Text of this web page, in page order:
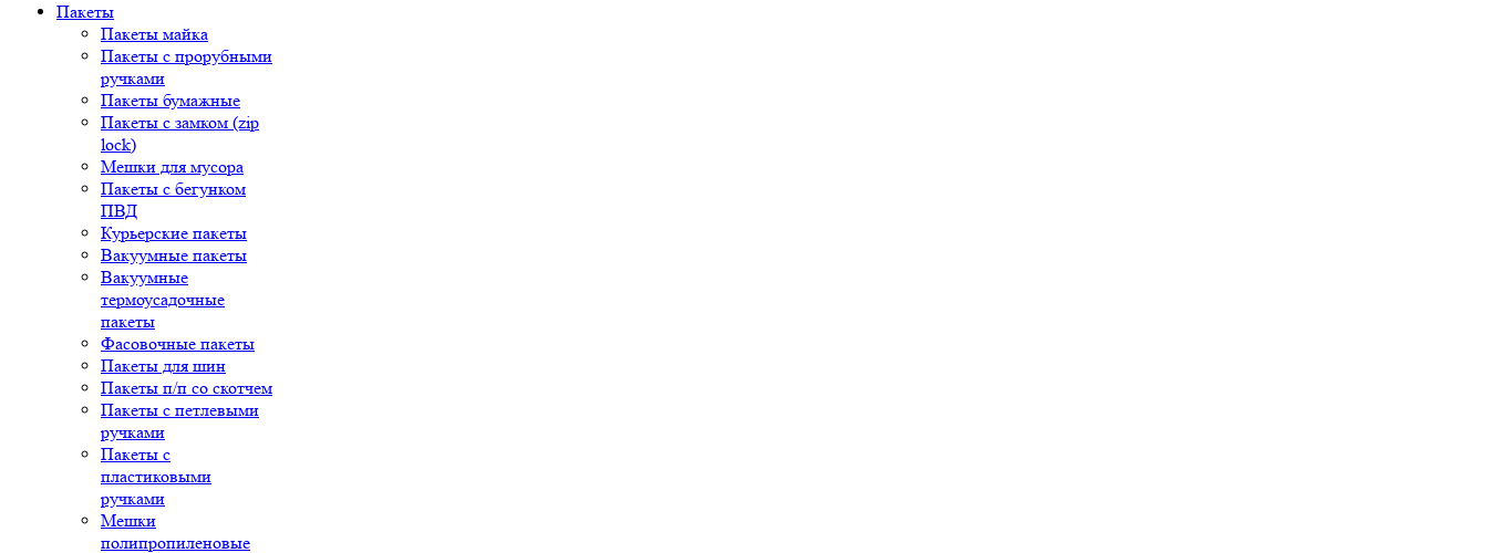
Пакеты
Пакеты майка
Пакеты с прорубными
ручками
Пакеты бумажные
Пакеты с замком (zip
lock)
Мешки для мусора
Пакеты с бегунком
ПВД
Курьерские пакеты
Вакуумные пакеты
Вакуумные
термоусадочные
пакеты
Фасовочные пакеты
Пакеты для шин
Пакеты п/п со скотчем
Пакеты с петлевыми
ручками
Пакеты с
пластиковыми
ручками
Мешки
полипропиленовые